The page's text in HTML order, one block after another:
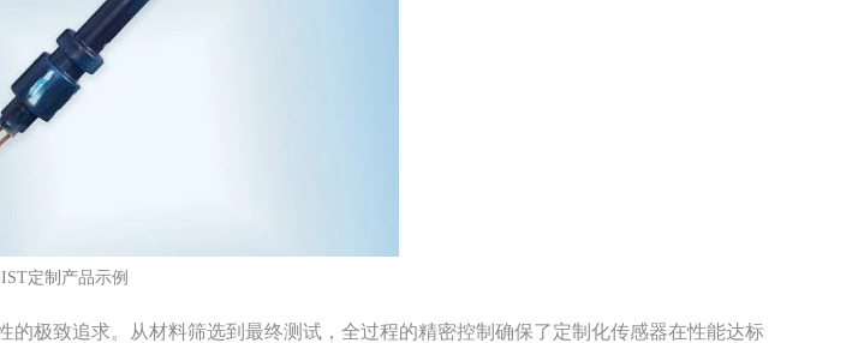
定制产品示例
的极致追求。从材料筛选到最终测试，全过程的精密控制确保了定制化传感器在性能达标